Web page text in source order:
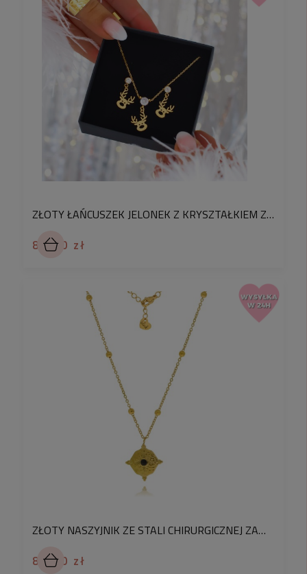
ZŁOTY ŁAŃCUSZEK JELONEK Z KRYSZTAŁKIEM ZE STALI CHIRURGICZNEJ
89,90 zł
ZŁOTY NASZYJNIK ZE STALI CHIRURGICZNEJ ZAWIESZKA RÓŻA WIATRÓW CZARNY KRYSZTAŁEK
84,90 zł